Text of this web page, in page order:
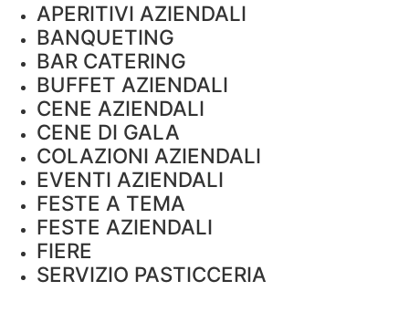
APERITIVI AZIENDALI
BANQUETING
BAR CATERING
BUFFET AZIENDALI
CENE AZIENDALI
CENE DI GALA
COLAZIONI AZIENDALI
EVENTI AZIENDALI
FESTE A TEMA
FESTE AZIENDALI
FIERE
SERVIZIO PASTICCERIA